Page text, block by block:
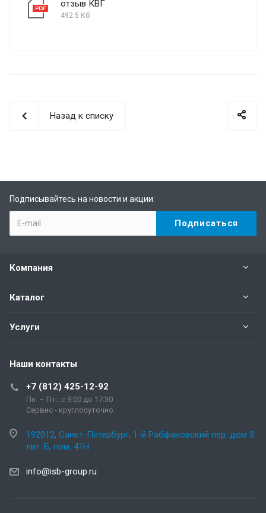
отзыв КВГ
492.5 Кб
Назад к списку
Подписывайтесь на новости и акции:
Компания
Каталог
Услуги
Наши контакты
+7 (812) 425-12-92
Пн. – Пт.: с 9:00 до 17:30
Сервис - круглосуточно.
192012, Санкт-Петербург, 1-й Рабфаковский пер. дом 3
лит. Б, пом. 41Н
info@isb-group.ru